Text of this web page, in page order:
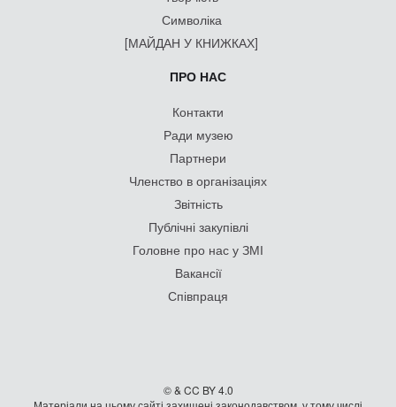
Символіка
[МАЙДАН У КНИЖКАХ]
ПРО НАС
Контакти
Ради музею
Партнери
Членство в організаціях
Звітність
Публічні закупівлі
Головне про нас у ЗМІ
Вакансії
Співпраця
© & CC BY 4.0